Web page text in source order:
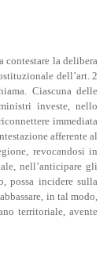
contestare la delibera
dell’art. 2
Ciascuna delle
investe, nello
immediata
afferente al
revocandosi in
nell’anticipare gli
possa incidere sulla
in tal modo,
territoriale, avente